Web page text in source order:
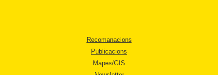
Recomanacions
Publicacions
Mapes/GIS